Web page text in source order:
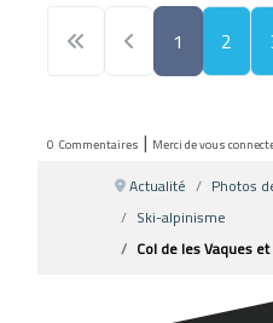
1 2
0 Commentaires | Merci de vous
Actualité
Photos
Ski-alpinisme
Col de les Vaques